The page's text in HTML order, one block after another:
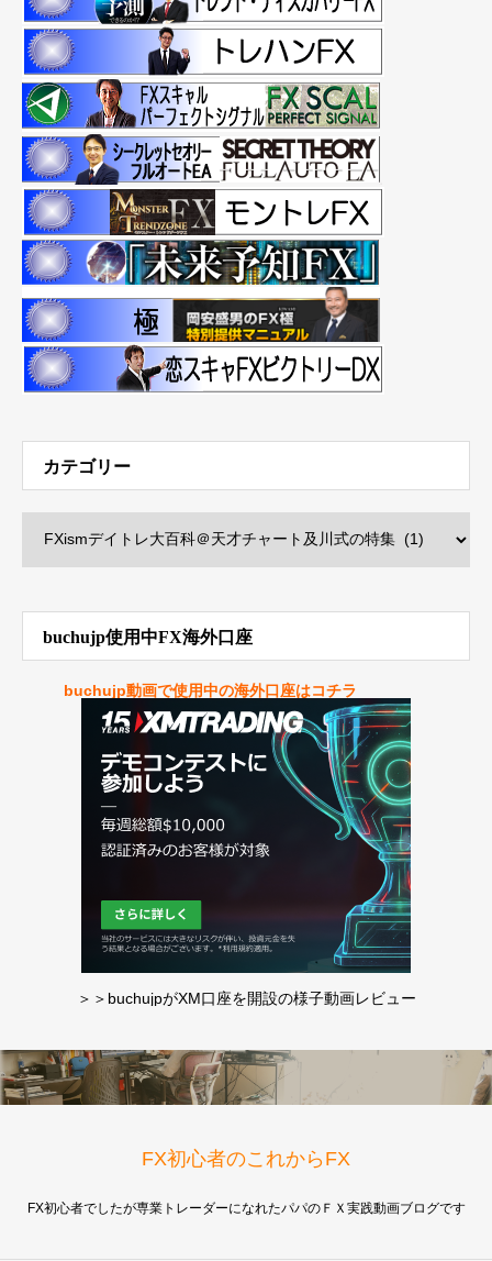
カテゴリー
buchujp使用中FX海外口座
buchujp動画で使用中の海外口座はコチラ
＞＞buchujpがXM口座を開設の様子動画レビュー
FX初心者のこれからFX
FX初心者でしたが専業トレーダーになれたパパのＦＸ実践動画ブログです